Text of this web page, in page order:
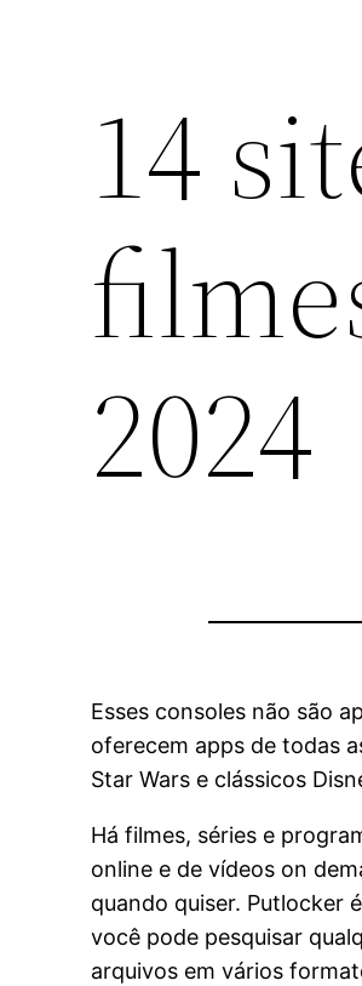
14
2024
Esses consoles não são
oferecem apps de todas
Star Wars e clássicos
Há filmes, séries e
online e de vídeos on
quando quiser. Putlocker
você pode pesquisar
arquivos em vários